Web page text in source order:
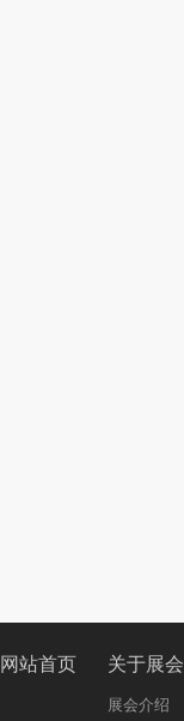
网站首页 关于展会
展会介绍